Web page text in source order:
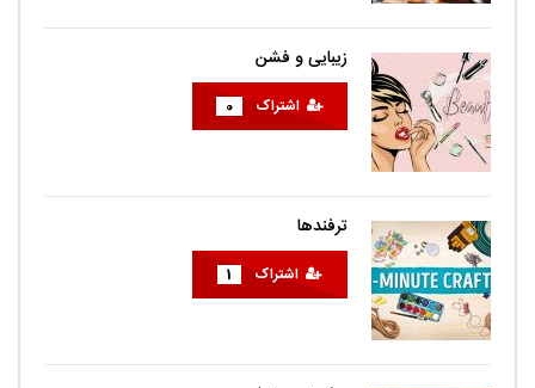
زیبایی و فشن
اشتراک 0
ترفندها
اشتراک 1